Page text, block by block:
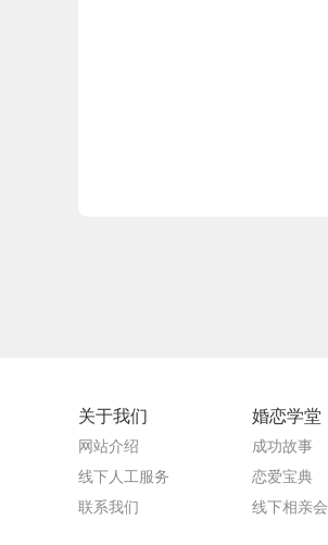
关于我们
网站介绍
线下人工服务
联系我们
婚恋学堂
成功故事
恋爱宝典
线下相亲会